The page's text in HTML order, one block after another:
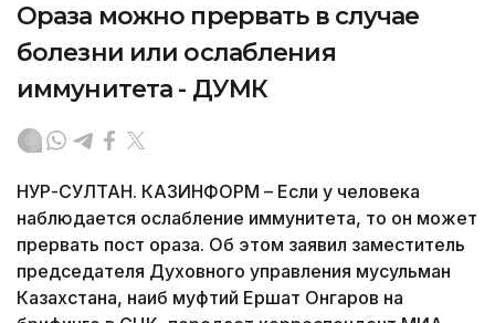
Ораза можно прервать в случае
болезни или ослабления
иммунитета - ДУМК
НУР-СУЛТАН. КАЗИНФОРМ – Если у человека
наблюдается ослабление иммунитета, то он может
прервать пост ораза. Об этом заявил заместитель
председателя Духовного управления мусульман
Казахстана, наиб муфтий Ершат Онгаров на